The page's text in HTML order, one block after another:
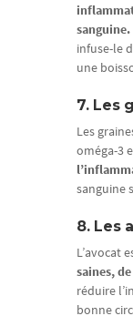
sanguine.
infuse-le
une
7. Les
Les
oméga-3
sanguine
8. Les
L’avocat
saines,
réduire
bonne